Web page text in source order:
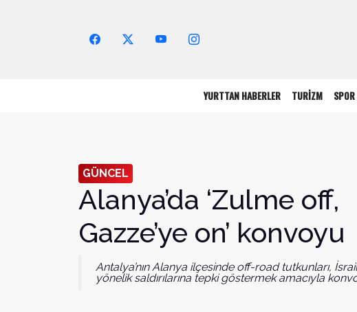
YURTTAN HABERLER TURİZM SPOR
GÜNCEL
Alanya’da ‘Zulme off,
Gazze’ye on’ konvoyu
Antalya’nın Alanya ilçesinde off-road tutkunları,
yönelik saldırılarına tepki göstermek amacıyla
Arama Yap!